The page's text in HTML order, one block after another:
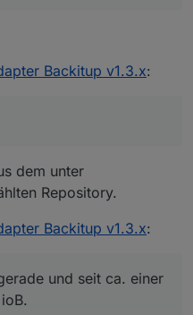
Backitup v1.3.x:
dem unter
Repository.
Backitup v1.3.x:
und seit ca. einer